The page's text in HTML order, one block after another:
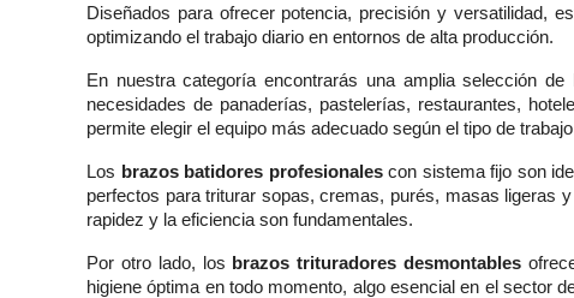
Diseñados para ofrecer potencia, precisión y versatilidad,
optimizando el trabajo diario en entornos de alta producción.
En nuestra categoría encontrarás una amplia selección de
necesidades de panaderías, pastelerías, restaurantes,
permite elegir el equipo más adecuado según el tipo de
Los brazos batidores profesionalescon sistema fijo son
perfectos para triturar sopas, cremas, purés, masas ligeras
rapidez y la eficiencia son fundamentales.
Por otro lado, los brazos trituradores desmontables
higiene óptima en todo momento, algo esencial en el sector